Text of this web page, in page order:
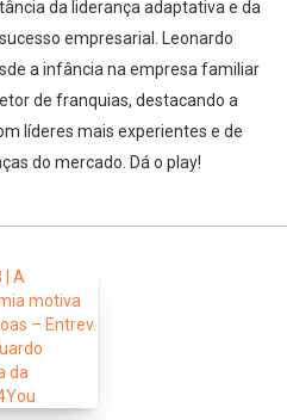
da liderança adaptativa e da
empresarial. Leonardo
a infância na empresa familiar
de franquias, destacando a
líderes mais experientes e de
do mercado. Dá o play!